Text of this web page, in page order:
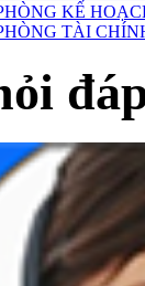
KẾ
TÀI